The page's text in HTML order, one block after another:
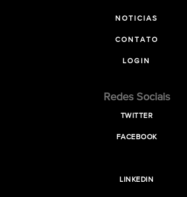
NOTICIAS
CONTATO
LOGIN
Redes Sociais
TWITTER
FACEBOOK
LINKEDIN